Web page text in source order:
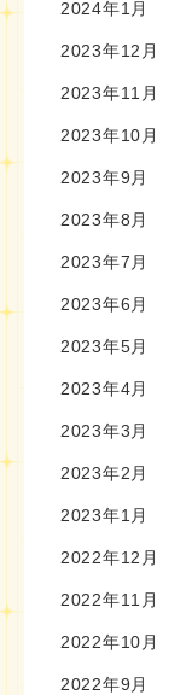
2024年1月
2023年12月
2023年11月
2023年10月
2023年9月
2023年8月
2023年7月
2023年6月
2023年5月
2023年4月
2023年3月
2023年2月
2023年1月
2022年12月
2022年11月
2022年10月
2022年9月